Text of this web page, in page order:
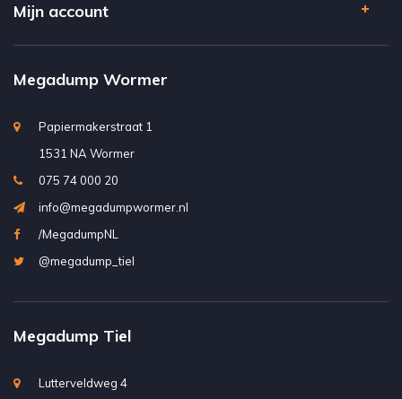
Mijn account
Megadump Wormer
Papiermakerstraat 1
1531 NA Wormer
075 74 000 20
info@megadumpwormer.nl
/MegadumpNL
@megadump_tiel
Megadump Tiel
Lutterveldweg 4